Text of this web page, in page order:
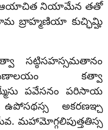
ఆయాచిత నియామేన తతో
బ్రాహ్మణియా కుచ్ఛిమ్హి
సట్ఠిసహస్సమతానం
కత్వా
పవేసనం పరిసాయ
ఉపోసథస్స అకరణఞ్చ
మహామోగ్గలిపుత్తతిస్స